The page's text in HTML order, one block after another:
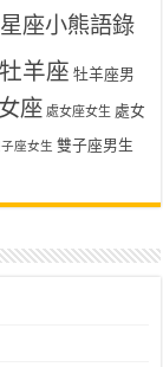
星座小熊語錄
牡羊座 牡羊座男
座 處女座女生 處女
座女生 雙子座男生